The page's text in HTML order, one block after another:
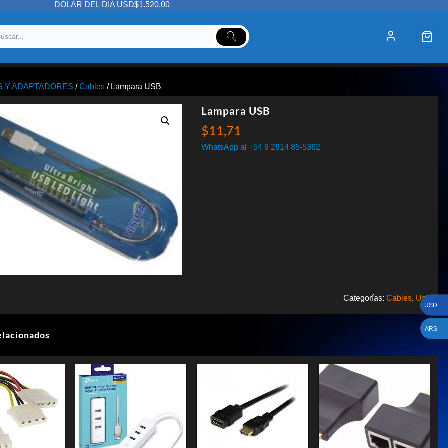
DOLAR DEL DIA USD$1.520,00
Y ADAPTADORES /Cables / Lampara USB
Lampara USB
$11,71
WhatsApp al +54 9 2614 85-5362
Categorías: Cables, Usb
USD
ARS